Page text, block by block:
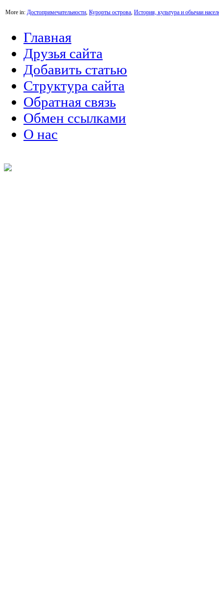
More in: Достопримечательности, Курорты острова, История, культура и обычаи
Главная
Друзья сайта
Добавить статью
Структура сайта
Обратная связь
Обмен ссылками
О нас